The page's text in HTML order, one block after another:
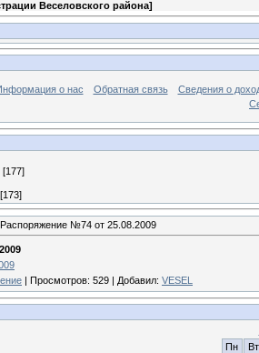
Веселовского района]
о нас Обратная связь
Сведения о
[177]
[173]
№74 от 25.08.2009
Просмотров: 529 | Добавил: VESEL
Пн
Вт